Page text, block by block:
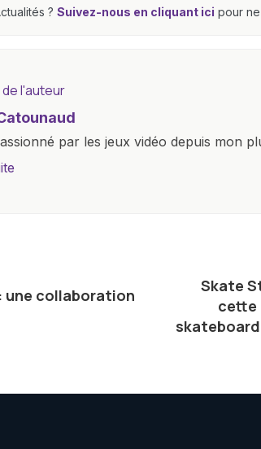
? Suivez-nous en cliquant ici pour
l'auteur
par les jeux vidéo depuis mon
m'a conduit à explorer
en ligne. Mon engagement envers
me permet de présenter aux
nous réserve.
une collaboration
Skate
cette